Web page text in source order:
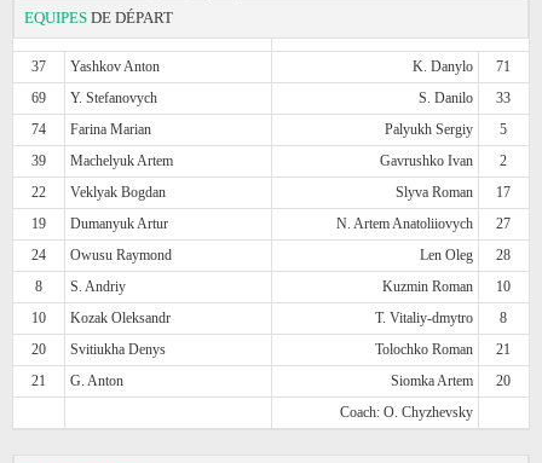
EQUIPES DE DÉPART
37 Yashkov Anton K. Danylo
71
69
Y. Stefanovych S. Danilo
33
74
Farina Marian Palyukh Sergiy
5
39
Machelyuk Artem Gavrushko Ivan
2
22
Veklyak Bogdan Slyva Roman
17
19
Dumanyuk Artur N. Artem Anatoliiovych
27
24
Owusu Raymond Len Oleg
28
8
S. Andriy Kuzmin Roman
10
10
Kozak Oleksandr T. Vitaliy-dmytro
8
20
Svitiukha Denys Tolochko Roman
21
21
G. Anton Siomka Artem
20
Coach: O. Chyzhevsky